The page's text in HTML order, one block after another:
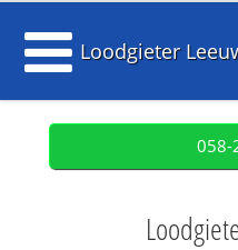
Loodgieter
058-